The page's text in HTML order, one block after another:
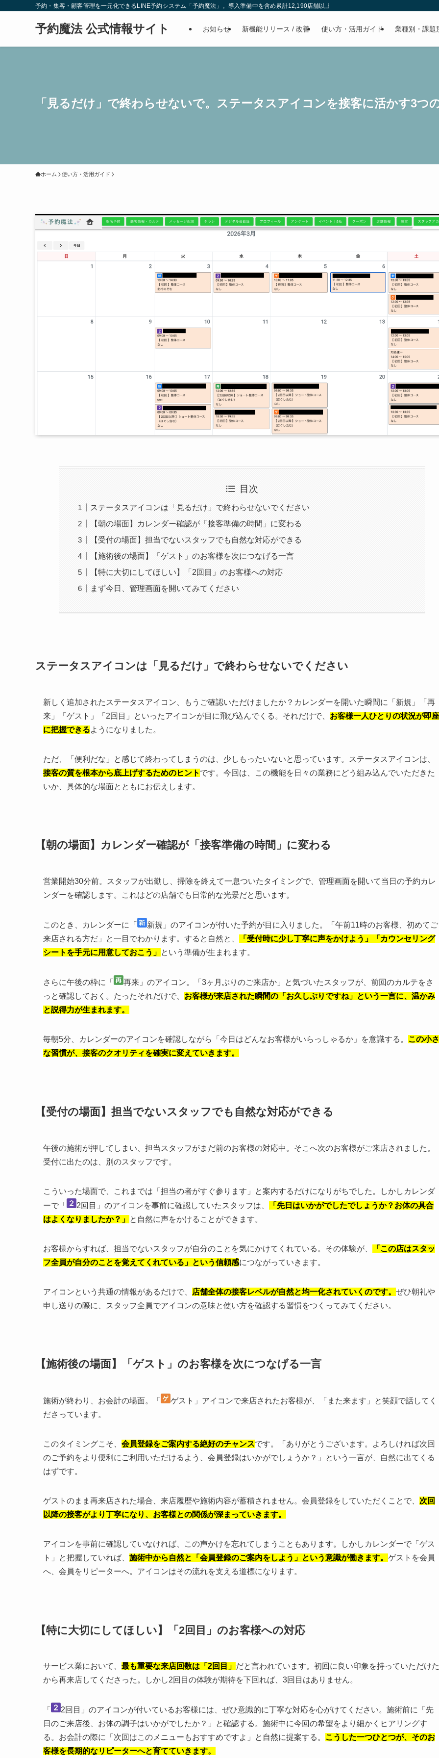
予約・集客・顧客管理を一元化できるLINE予約システム「予約魔法」。導入準備中を含め累計12,190店舗以上に選ばれています。電話対応や無断キ
予約魔法 公式情報サイト お知らせ 新機能リリース / 改善 使い方・活用ガイド 業種別・課題
「見るだけ」で終わらせないで。ステータスアイコンを接客に活かす3つ
ホーム 使い方・活用ガイド
目次
ステータスアイコンは「見るだけ」で終わらせないでください
【朝の場面】カレンダー確認が「接客準備の時間」に変わる
【受付の場面】担当でないスタッフでも自然な対応ができる
【施術後の場面】「ゲスト」のお客様を次につなげる一言
【特に大切にしてほしい】「2回目」のお客様への対応
まず今日、管理画面を開いてみてください
ステータスアイコンは「見るだけ」で終わらせないでください
新しく追加されたステータスアイコン、もうご確認いただけましたか？カレンダーを開いた瞬間に「新規」「再
来」「ゲスト」「2回目」といったアイコンが目に飛び込んでくる。それだけで、 お客様一人ひとりの状況が即座
に把握できるようになりました。
ただ、「便利だな」と感じて終わってしまうのは、少しもったいないと思っています。ステータスアイコンは、
接客の質を根本から底上げするためのヒント です。今回は、この機能を日々の業務にどう組み込んでいただきた
いか、具体的な場面とともにお伝えします。
【朝の場面】カレンダー確認が「接客準備の時間」に変わる
営業開始30分前。スタッフが出勤し、掃除を終えて一息ついたタイミングで、管理画面を開いて当日の予約カレ
ンダーを確認します。これはどの店舗でも日常的な光景だと思います。
このとき、カレンダーに「
新規」のアイコンが付いた予約が目に入りました。「午前11時のお客様、初めてご
来店される方だ」と一目でわかります。すると自然と、
「受付時に少し丁寧に声をかけよう」「カウンセリング
シートを手元に用意しておこう」 という準備が生まれます。
さらに午後の枠に「
再来」のアイコン。「3ヶ月ぶりのご来店か」と気づいたスタッフが、前回のカルテをさ
っと確認しておく。たったそれだけで、 お客様が来店された瞬間の「お久しぶりですね」という一言に、温かみ
と説得力が生まれます。
毎朝5分、カレンダーのアイコンを確認しながら「今日はどんなお客様がいらっしゃるか」を意識する。 この小さ
な習慣が、接客のクオリティを確実に変えていきます。
【受付の場面】担当でないスタッフでも自然な対応ができる
午後の施術が押してしまい、担当スタッフがまだ前のお客様の対応中。そこへ次のお客様がご来店されました。
受付に出たのは、別のスタッフです。
こういった場面で、これまでは「担当の者がすぐ参ります」と案内するだけになりがちでした。しかしカレンダ
ーで「
2回目」のアイコンを事前に確認していたスタッフは、
「先日はいかがでしたでしょうか？お体の具合
はよくなりましたか？」 と自然に声をかけることができます。
お客様からすれば、担当でないスタッフが自分のことを気にかけてくれている。その体験が、
「この店はスタッ
フ全員が自分のことを覚えてくれている」という信頼感につながっていきます。
アイコンという共通の情報があるだけで、 店舗全体の接客レベルが自然と均一化されていくのです。 ぜひ朝礼や
申し送りの際に、スタッフ全員でアイコンの意味と使い方を確認する習慣をつくってみてください。
【施術後の場面】「ゲスト」のお客様を次につなげる一言
施術が終わり、お会計の場面。「
ゲスト」アイコンで来店されたお客様が、「また来ます」と笑顔で話してく
ださっています。
このタイミングこそ、 会員登録をご案内する絶好のチャンスです。「ありがとうございます。よろしければ次回
のご予約をより便利にご利用いただけるよう、会員登録はいかがでしょうか？」という一言が、自然に出てくる
はずです。
ゲストのまま再来店された場合、来店履歴や施術内容が蓄積されません。会員登録をしていただくことで、 次回
以降の接客がより丁寧になり、お客様との関係が深まっていきます。
アイコンを事前に確認していなければ、この声かけを忘れてしまうこともあります。しかしカレンダーで「ゲス
ト」と把握していれば、 施術中から自然と「会員登録のご案内をしよう」という意識が働きます。 ゲストを会員
へ、会員をリピーターへ。アイコンはその流れを支える道標になります。
【特に大切にしてほしい】「2回目」のお客様への対応
サービス業において、 最も重要な来店回数は「2回目」 だと言われています。初回に良い印象を持っていただけた
から再来店してくださった。しかし2回目の体験が期待を下回れば、3回目はありません。
「
2回目」のアイコンが付いているお客様には、ぜひ意識的に丁寧な対応を心がけてください。施術前に「先
日のご来店後、お体の調子はいかがでしたか？」と確認する。施術中に今回の希望をより細かくヒアリングす
る。お会計の際に「次回はこのメニューもおすすめですよ」と自然に提案する。 こうした一つひとつが、そのお
客様を長期的なリピーターへと育てていきます。